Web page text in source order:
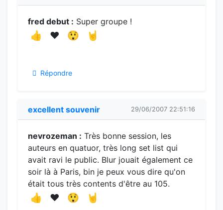
fred debut : Super groupe !
👍 ❤️ 😲 🤘
Répondre
excellent souvenir 29/06/2007 22:51:16
nevrozeman : Très bonne session, les
auteurs en quatuor, très long set list qui
avait ravi le public. Blur jouait également ce
soir là à Paris, bin je peux vous dire qu'on
était tous très contents d'être au 105.
👍 ❤️ 😲 🤘